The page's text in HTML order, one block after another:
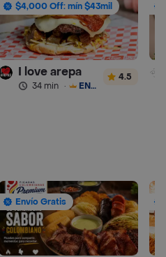
$4,000 Off: mín $43mil
I love arepa
34 min · ENVÍO GRATIS
4.5
Envío Gratis